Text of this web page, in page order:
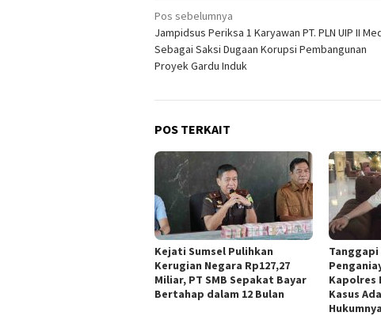
Navigasi
pos
Pos sebelumnya
Jampidsus Periksa 1 Karyawan PT. PLN UIP II
Sebagai Saksi Dugaan Korupsi Pembangunan
Proyek Gardu Induk
POS TERKAIT
Kejati Sumsel Pulihkan
Kerugian Negara Rp127,27
Miliar, PT SMB Sepakat Bayar
Bertahap dalam 12 Bulan
Tanggapi
Kapolres
Kasus
Hukumnya